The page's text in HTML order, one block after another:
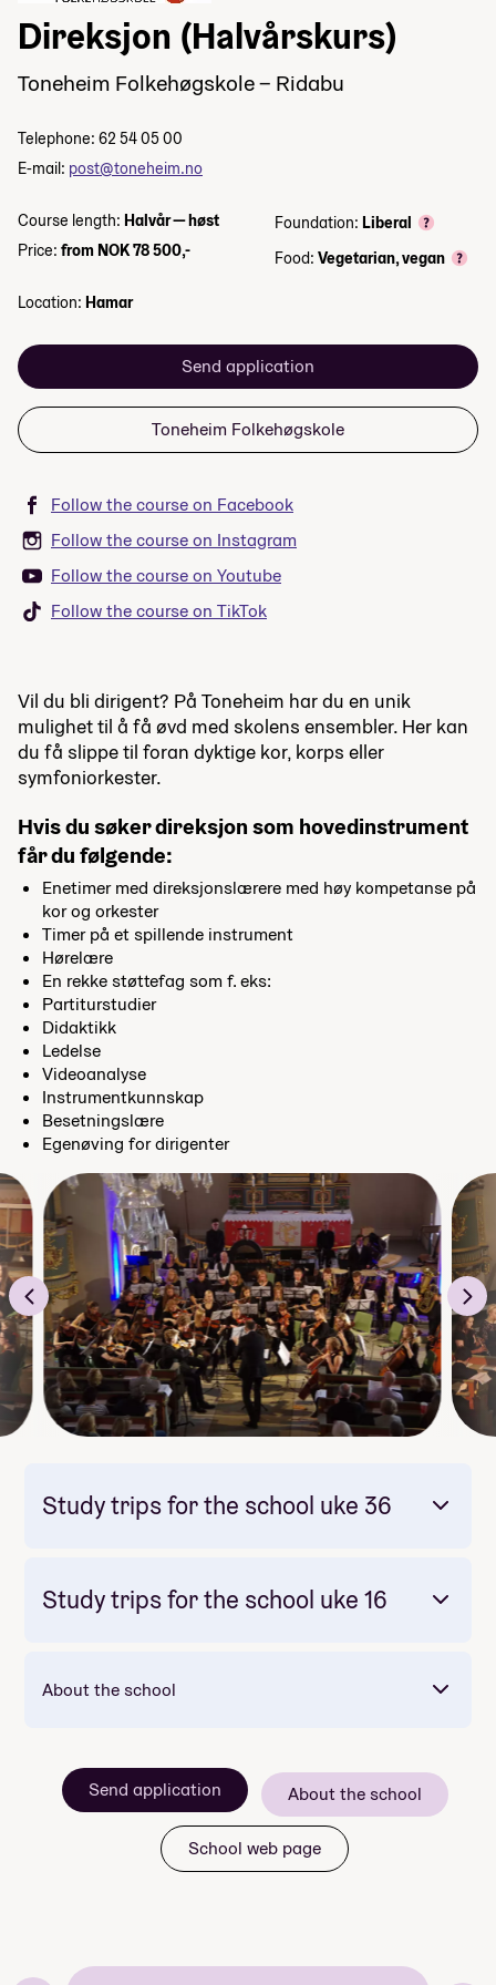
Direksjon (Halvårskurs)
Toneheim Folkehøgskole – Ridabu
Telephone: 62 54 05 00
E-mail: post@toneheim.no
Course length: Halvår — høst
Price: from NOK 78 500,-
Foundation: Liberal
Food: Vegetarian, vegan
Location: Hamar
Send application
Toneheim Folkehøgskole
Follow the course on Facebook
Follow the course on Instagram
Follow the course on Youtube
Follow the course on TikTok
Vil du bli dirigent? På Toneheim har du en unik
mulighet til å få øvd med skolens ensembler. Her kan
du få slippe til foran dyktige kor, korps eller
symfoniorkester.
Hvis du søker direksjon som hovedinstrument
får du følgende:
Enetimer med direksjonslærere med høy kompetanse på
kor og orkester
Timer på et spillende instrument
Hørelære
En rekke støttefag som f. eks:
Partiturstudier
Didaktikk
Ledelse
Videoanalyse
Instrumentkunnskap
Besetningslære
Egenøving for dirigenter
Study trips for the school uke 36
Study trips for the school uke 16
Budapest
About the school
Send application About the school
School web page